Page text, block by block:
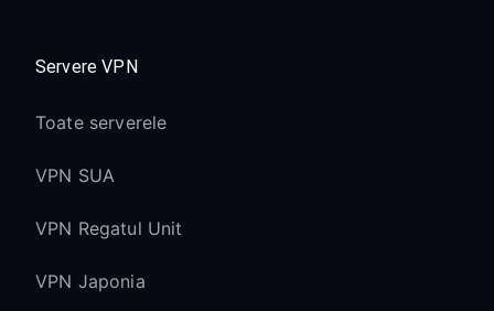
Servere VPN
Toate serverele
VPN SUA
VPN Regatul Unit
VPN Japonia